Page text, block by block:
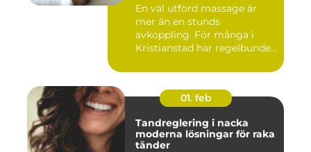
En väl utförd massage är
mer än en stunds
avkoppling. För många i
Kristianstad har regelbunden
01. feb
Tandreglering i nacka
moderna lösningar för raka
tänder